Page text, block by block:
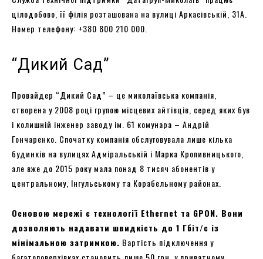
цілодобово, її філія розташована на вулиці Аркасівській, 31А.
Номер телефону: +380 800 210 000.
“Дикий Сад”
Провайдер “Дикий Сад” – це миколаївська компанія,
створена у 2008 році групою місцевих айтівців, серед яких був
і колишній інженер заводу ім. 61 комунара – Андрій
Гончаренко. Спочатку компанія обслуговувала лише кілька
будинків на вулицях Адміральській і Марка Кропивницького,
але вже до 2015 року мала понад 8 тисяч абонентів у
центральному, Інгульському та Корабельному районах.
Основою мережі є технології Ethernet та GPON. Вони
дозволяють надавати швидкість до 1 Гбіт/с із
мінімальною затримкою. Вартість підключення у